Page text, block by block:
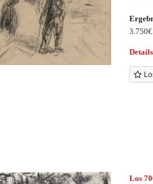
3.750€
Details
Los